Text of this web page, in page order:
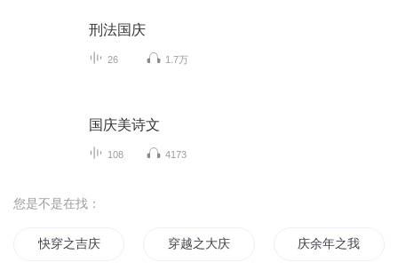
刑法国庆
26 1.7万
国庆美诗文
108 4173
您是不是在找：
快穿之吉庆有余 穿越之大庆帝国 庆余年之我叫王